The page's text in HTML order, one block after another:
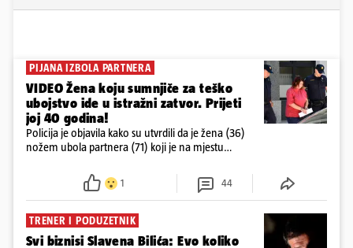
PIJANA IZBOLA PARTNERA
VIDEO Žena koju sumnjiče za teško
ubojstvo ide u istražni zatvor. Prijeti
joj 40 godina!
Policija je objavila kako su utvrdili da je žena (36)
nožem ubola partnera (71) koji je na mjestu
ispitali i poslali u istražni zatvor
1 44
TRENER I PODUZETNIK
Svi biznisi Slavena Bilića: Evo koliko